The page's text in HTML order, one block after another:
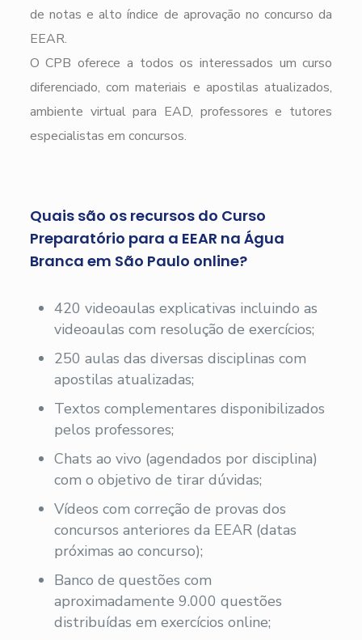
de notas e alto índice de aprovação no concurso da
EEAR.
O CPB oferece a todos os interessados um curso
diferenciado, com materiais e apostilas atualizados,
ambiente virtual para EAD, professores e tutores
especialistas em concursos.
Quais são os recursos do Curso
Preparatório para a EEAR na Água
Branca em São Paulo online?
420 videoaulas explicativas incluindo as
videoaulas com resolução de exercícios;
250 aulas das diversas disciplinas com
apostilas atualizadas;
Textos complementares disponibilizados
pelos professores;
Chats ao vivo (agendados por disciplina)
com o objetivo de tirar dúvidas;
Vídeos com correção de provas dos
concursos anteriores da EEAR (datas
próximas ao concurso);
Banco de questões com
aproximadamente 9.000 questões
distribuídas em exercícios online;